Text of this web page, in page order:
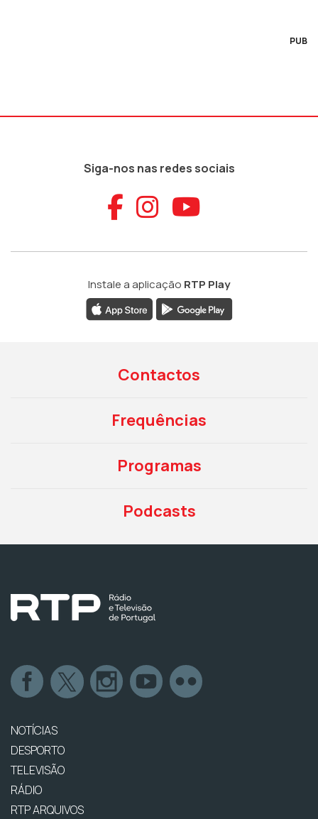
PUB
Siga-nos nas redes sociais
Aceder ao
Aceder ao
Aceder
Instale a aplicação RTP Play
Contactos
Frequências
Programas
Podcasts
NOTÍCIAS
DESPORTO
TELEVISÃO
RÁDIO
RTP ARQUIVOS